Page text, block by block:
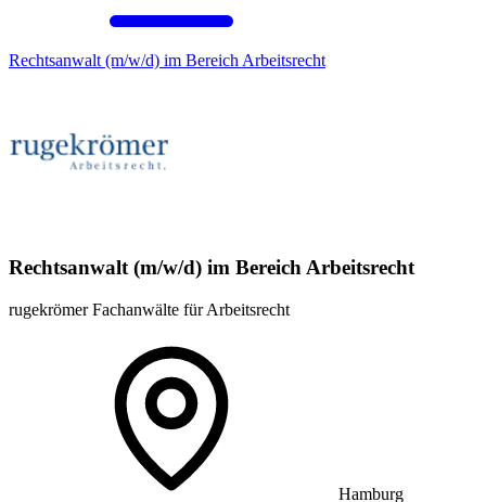
Rechtsanwalt (m/w/d) im Bereich Arbeitsrecht
Rechtsanwalt (m/w/d) im Bereich Arbeitsrecht
rugekrömer Fachanwälte für Arbeitsrecht
Hamburg